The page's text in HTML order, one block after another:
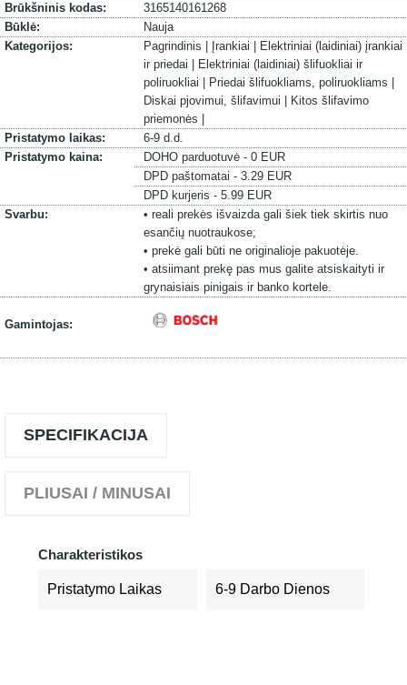
Brūkšninis kodas:
3165140161268
Būklė:
Nauja
Kategorijos:
Pagrindinis | Įrankiai |
Elektriniai (laidiniai) įrankiai
ir priedai |
Elektriniai (laidiniai) šlifuokliai ir
poliruokliai |
Priedai šlifuokliams, poliruokliams |
Diskai pjovimui, šlifavimui |
Kitos šlifavimo
priemonės |
Pristatymo laikas:
6-9 d.d.
Pristatymo kaina:
DOHO parduotuvė - 0 EUR
DPD paštomatai - 3.29 EUR
DPD kurjeris - 5.99 EUR
Svarbu:
• reali prekės išvaizda gali šiek tiek skirtis nuo
esančių nuotraukose;
• prekė gali būti ne originalioje pakuotėje.
• atsiimant prekę pas mus galite atsiskaityti ir
grynaisiais pinigais ir banko kortele.
Gamintojas:
SPECIFIKACIJA
PLIUSAI / MINUSAI
Charakteristikos
Pristatymo Laikas 6-9 Darbo Dienos